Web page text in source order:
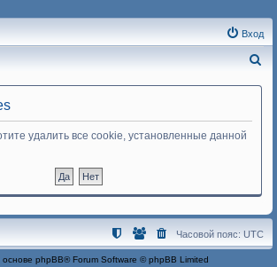
Вход
удалить все cookie, установленные данной
Часовой пояс: UTC
phpBB® Forum Software © phpBB Limited